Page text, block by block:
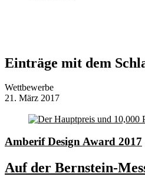
Einträge mit dem
Wettbewerbe
21. März 2017
Amberif Design Award 2017
Auf der Bernstein-